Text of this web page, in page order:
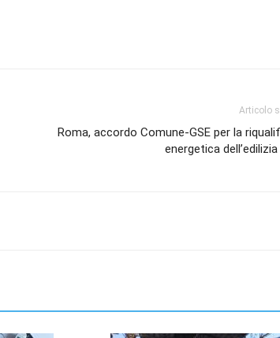
Articolo
Roma, accordo Comune-GSE per la
energetica